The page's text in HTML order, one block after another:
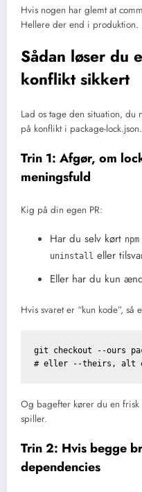
Hvis nogen har glemt at
Hellere der end i produktion.
Sådan løser du
konflikt sikkert
Lad os tage den situation,
på konflikt i package-lock.json.
Trin 1: Afgør, om
meningsfuld
Kig på din egen PR:
Har du selv kørt
uninstall eller
Eller har du kun
Hvis svaret er “kun kode”,
git checkout --ours
Og bagefter kører du en frisk
spiller.
Trin 2: Hvis begge
dependencies